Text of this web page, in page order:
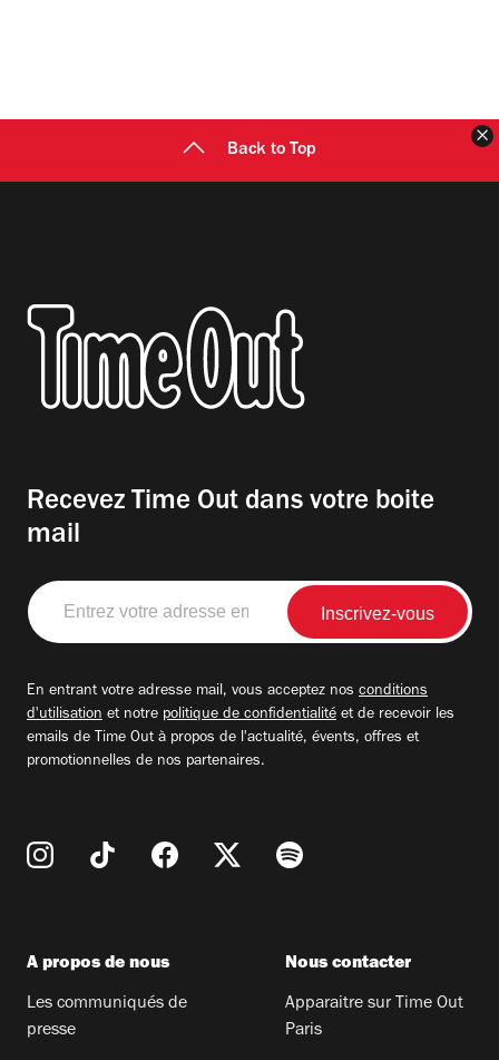
Back to Top
Recevez Time Out dans votre boite
mail
Entrez
votre
adresse
En entrant votre adresse mail, vous acceptez nos conditions
d'utilisation et notre politique de confidentialité et de recevoir les
emails de Time Out à propos de l'actualité, évents, offres et
promotionnelles de nos partenaires.
A propos de nous
Les communiqués de
presse
Nous contacter
Apparaitre sur Time Out
Paris